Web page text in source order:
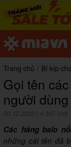
Trang chủ / Bí kíp
Gọi tên
người
30.12.2022 4,397 lượt
Các hãng balo
những cái tên đã